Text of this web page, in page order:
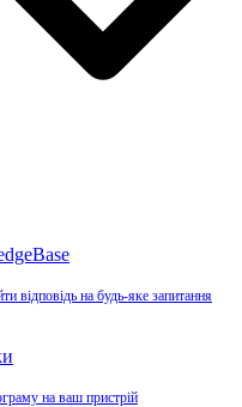
відповідь на будь-яке запитання
на ваш пристрій